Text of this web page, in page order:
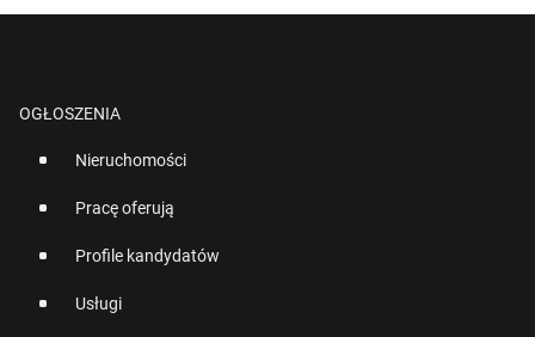
OGŁOSZENIA
Nieruchomości
Pracę oferują
Profile kandydatów
Usługi